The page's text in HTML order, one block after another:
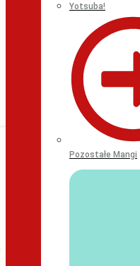
Yotsuba!
Pozostałe Mangi